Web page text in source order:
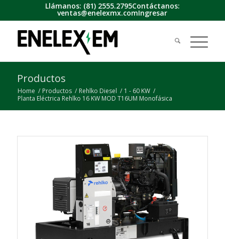
Llámanos: (81) 2555.2795Contáctanos:
ventas@enelexmx.comIngresar
Productos
Home / Productos / Rehlko Diesel / 1 - 60 KW /
Planta Eléctrica Rehlko 16 KW MOD T16UM Monofásica